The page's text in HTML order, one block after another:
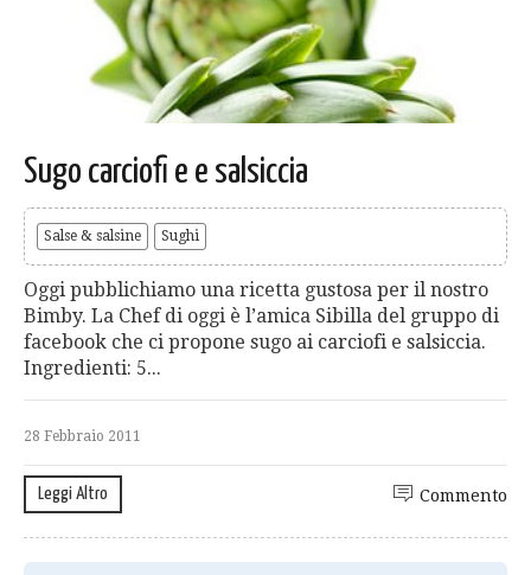
Sugo carciofi e e salsiccia
Salse & salsine Sughi
Oggi pubblichiamo una ricetta gustosa per il nostro
Bimby. La Chef di oggi è l’amica Sibilla del gruppo di
facebook che ci propone sugo ai carciofi e salsiccia.
Ingredienti: 5...
28 Febbraio 2011
Leggi Altro Commento